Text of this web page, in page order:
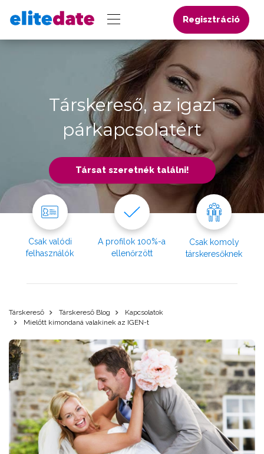
Regisztráció
Társkereső, az igazi
párkapcsolatért
Társat szeretnék találni!
Csak valódi
felhasználók
A profilok 100%-a
ellenőrzött
Csak komoly
társkeresőknek
Társkereső Társkereső Blog
Kapcsolatok
Mielőtt kimondaná valakinek az IGEN-t